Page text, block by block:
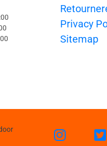
Privacy
Sitemap